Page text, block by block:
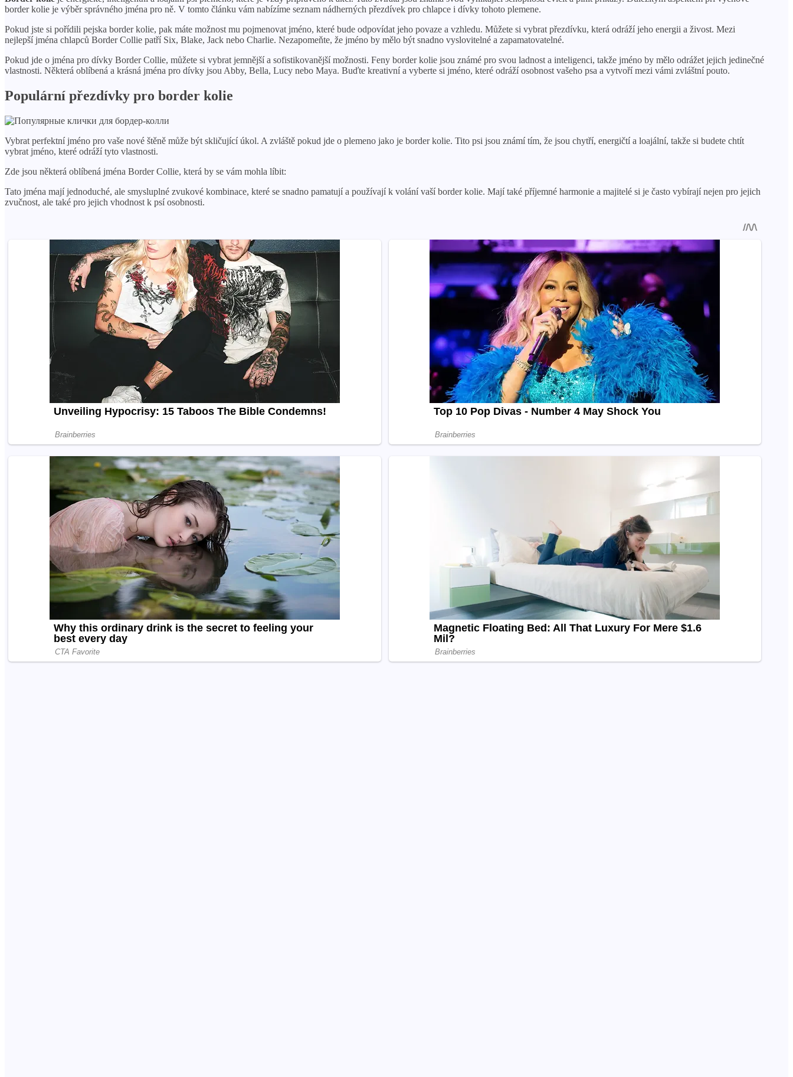
border kolie je výběr správného jména pro ně. V tomto článku vám nabízíme seznam nádherných přezdívek pro chlapce i dívky tohoto plemene.
Pokud jste si pořídili pejska border kolie, pak máte možnost mu pojmenovat jméno, které bude odpovídat jeho povaze a vzhledu. Můžete si vybrat přezdívku, která odráží jeho energii a živost. Mezi
nejlepší jména chlapců Border Collie patří Six, Blake, Jack nebo Charlie. Nezapomeňte, že jméno by mělo být snadno vyslovitelné a zapamatovatelné.
Pokud jde o jména pro dívky Border Collie, můžete si vybrat jemnější a sofistikovanější možnosti. Feny border kolie jsou známé pro svou ladnost a inteligenci, takže jméno by mělo odrážet jejich jedinečné
vlastnosti. Některá oblíbená a krásná jména pro dívky jsou Abby, Bella, Lucy nebo Maya. Buďte kreativní a vyberte si jméno, které odráží osobnost vašeho psa a vytvoří mezi vámi zvláštní pouto.
Populární přezdívky pro border kolie
Vybrat perfektní jméno pro vaše nové štěně může být skličující úkol. A zvláště pokud jde o plemeno jako je border kolie. Tito psi jsou známí tím, že jsou chytří, energičtí a loajální, takže si budete chtít
vybrat jméno, které odráží tyto vlastnosti.
Zde jsou některá oblíbená jména Border Collie, která by se vám mohla líbit:
Tato jména mají jednoduché, ale smysluplné zvukové kombinace, které se snadno pamatují a používají k volání vaší border kolie. Mají také příjemné harmonie a majitelé si je často vybírají nejen pro jejich
zvučnost, ale také pro jejich vhodnost k psí osobnosti.